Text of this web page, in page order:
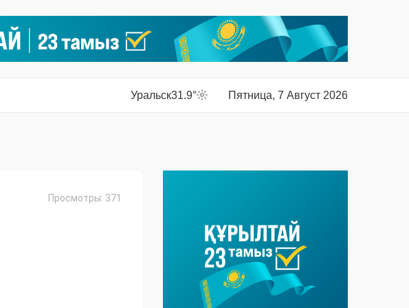
Уральск31.9° Пятница, 7 Август 2026
Просмотры: 371